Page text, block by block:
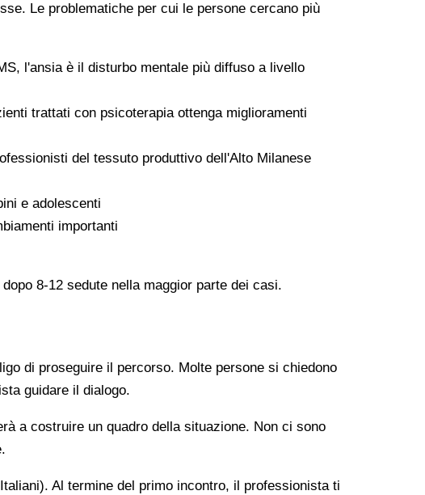
Le problematiche per cui le persone cercano più
l'ansia è il disturbo mentale più diffuso a livello
trattati con psicoterapia ottenga miglioramenti
del tessuto produttivo dell'Alto Milanese
e adolescenti
importanti
8-12 sedute nella maggior parte dei casi.
di proseguire il percorso. Molte persone si chiedono
guidare il dialogo.
a costruire un quadro della situazione. Non ci sono
Al termine del primo incontro, il professionista ti